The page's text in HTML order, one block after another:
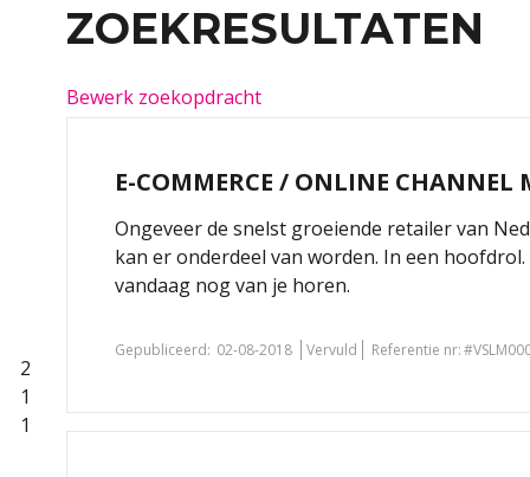
ZOEKRESULTATEN
Bewerk zoekopdracht
E-COMMERCE / ONLINE CHANNEL
Ongeveer de snelst groeiende retailer van
kan er onderdeel van worden. In een
vandaag nog van je horen.
Gepubliceerd: 02-08-2018 Vervuld Referentie nr:
2
1
1